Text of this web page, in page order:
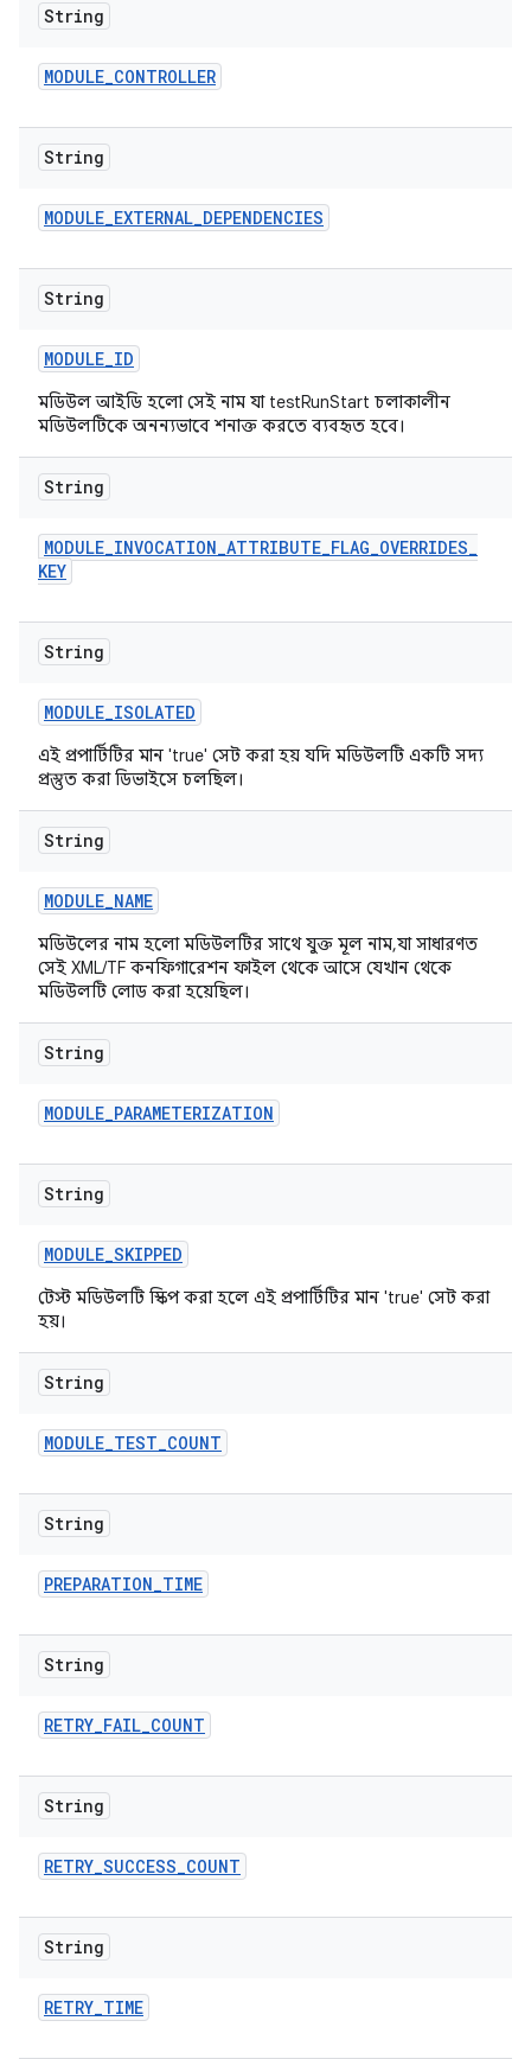
String
MODULE_CONTROLLER
String
MODULE_EXTERNAL_DEPENDENCIES
String
MODULE_ID
মডিউল আইডি হলো সেই নাম যা testRunStart চলাকালীন
মডিউলটিকে অনন্যভাবে শনাক্ত করতে ব্যবহৃত হবে।
String
MODULE_INVOCATION_ATTRIBUTE_FLAG_OVERRIDES_
KEY
String
MODULE_ISOLATED
এই প্রপার্টিটির মান 'true' সেট করা হয় যদি মডিউলটি একটি সদ্য
প্রস্তুত করা ডিভাইসে চলছিল।
String
MODULE_NAME
মডিউলের নাম হলো মডিউলটির সাথে যুক্ত মূল নাম, যা সাধারণত
সেই XML/TF কনফিগারেশন ফাইল থেকে আসে যেখান থেকে
মডিউলটি লোড করা হয়েছিল।
String
MODULE_PARAMETERIZATION
String
MODULE_SKIPPED
টেস্ট মডিউলটি স্কিপ করা হলে এই প্রপার্টিটির মান 'true' সেট করা
হয়।
String
MODULE_TEST_COUNT
String
PREPARATION_TIME
String
RETRY_FAIL_COUNT
String
RETRY_SUCCESS_COUNT
String
RETRY_TIME